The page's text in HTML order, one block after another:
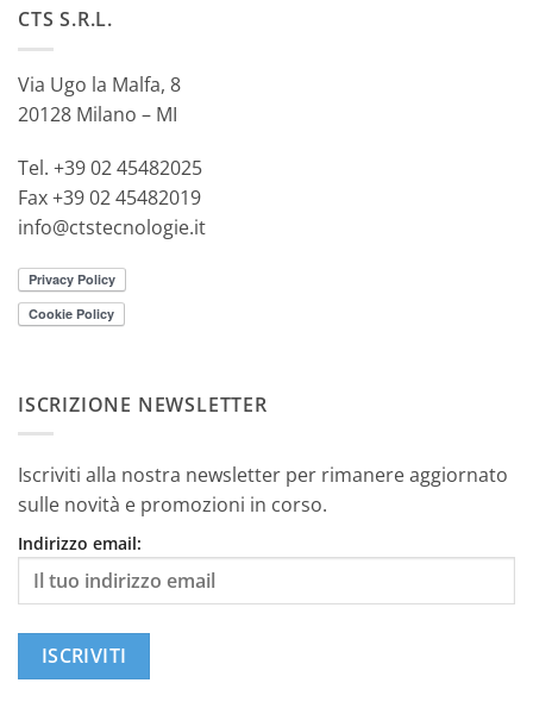
CTS S.R.L.
Via Ugo la Malfa, 8
20128 Milano – MI
Tel. +39 02 45482025
Fax +39 02 45482019
info@ctstecnologie.it
ISCRIZIONE NEWSLETTER
Iscriviti alla nostra newsletter per rimanere aggiornato
sulle novità e promozioni in corso.
Indirizzo email: